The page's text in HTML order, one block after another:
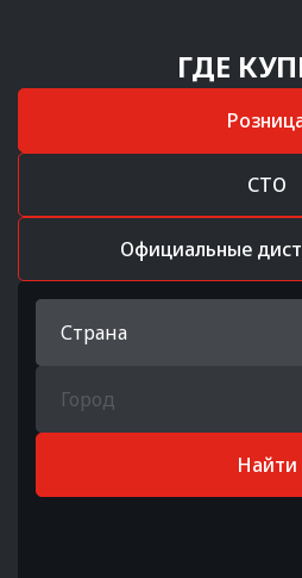
ГДЕ
СТО
Официальные
Страна
Город
Найти